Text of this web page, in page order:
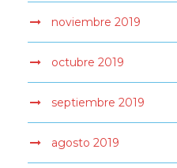
noviembre 2019
octubre 2019
septiembre 2019
agosto 2019